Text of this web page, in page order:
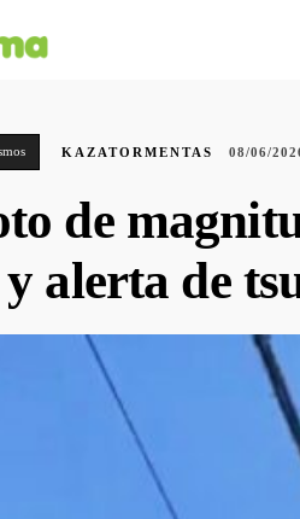
KAZATORMENTAS 08/06/
de
alerta de